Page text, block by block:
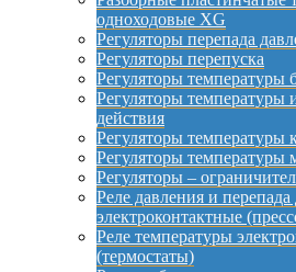
одноходовые XG
Регуляторы перепада
Регуляторы перепуска
Регуляторы температуры
Регуляторы температуры
действия
Регуляторы температуры
Регуляторы температуры
Регуляторы –
Реле давления и
электроконтактные
Реле температуры
(термостаты)